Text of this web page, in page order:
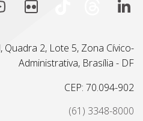
Quadra 2, Lote 5, Zona Cívico-
Administrativa, Brasília - DF
CEP: 70.094-902
(61) 3348-8000